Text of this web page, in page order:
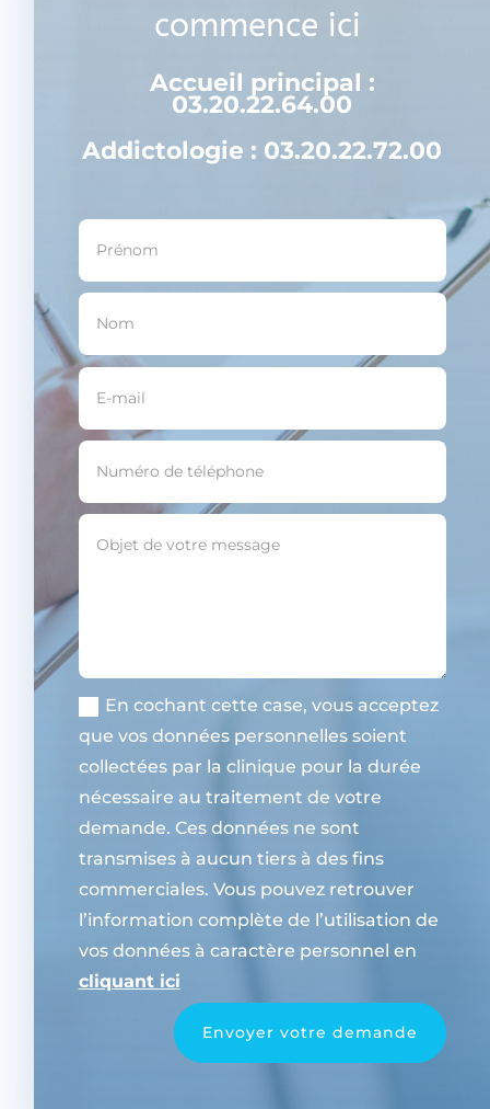
commence ici
Accueil principal :
03.20.22.64.00
Addictologie : 03.20.22.72.00
En cochant cette case, vous acceptez
que vos données personnelles soient
collectées par la clinique pour la durée
nécessaire au traitement de votre
demande. Ces données ne sont
transmises à aucun tiers à des fins
commerciales. Vous pouvez retrouver
l’information complète de l’utilisation de
vos données à caractère personnel en
cliquant ici
Envoyer votre demande